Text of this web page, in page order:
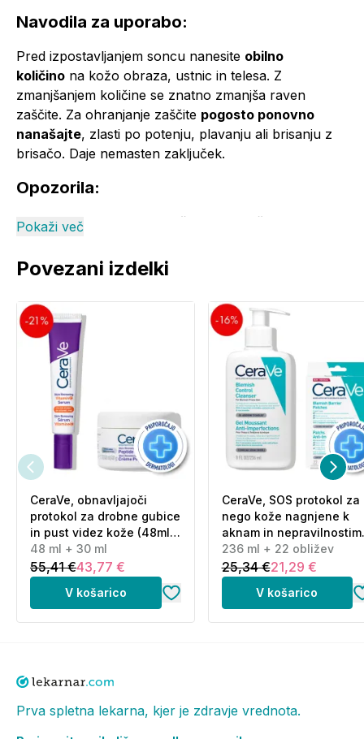
Navodila za uporabo:
Pred izpostavljanjem soncu nanesite obilno
količino na kožo obraza, ustnic in telesa. Z
zmanjšanjem količine se znatno zmanjša raven
zaščite. Za ohranjanje zaščite pogosto ponovno
nanašajte, zlasti po potenju, plavanju ali brisanju z
brisačo. Daje nemasten zaključek.
Opozorila:
Sperite v primeru stika z očmi. Z zmanjšanjem
ohranjanje zaščite pogosto ponovno nanašajte, zlasti
po potenju, plavanju ali brisanju z brisačo.
Ne zadržujte se predolgo na soncu, tudi če
uporabljate izdelek za zaščito pred soncem.
Prekomerno izpostavljanje soncu je nevarno.
Izogibajte se izpostavljanju med 11. in 16. uro.
Dojenčkov in majhnih otrok ne izpostavljajte
neposredno soncu. Uporabljajte zaščitna oblačila
(klobuk s širokimi krajci, sončna očala, majico s
kratkimi rokavi itd.).
Nanašajte obilno in pogosto, da zagotovite navedeno
raven zaščite SPF.
Sestavine (INCI):
Potrošnikom svetujemo, da pred nakupom natančno
preverijo sestavine izdelka.
COCO-CAPRYLATE/CAPRATE. TRIETHYL CITRATE.
ISOSTEARYL ALCOHOL. RICINUS COMMUNIS
OIL). STEARYL STEARATE. RHUS VERNICIFLUA
Pokaži več
Povezani izdelki
CeraVe, obnavljajoči
protokol za drobne gubice
in pust videz kože (48ml
+ 30 ml)
48 ml + 30 ml
55,41 €43,77 €
V košarico
CeraVe, SOS protokol za
nego kože nagnjene k
aknam in nepravilnostim
(236 ml + 22 obližev)
236 ml + 22 obližev
25,34 €21,29 €
V košarico
Prva spletna lekarna, kjer je zdravje vrednota.